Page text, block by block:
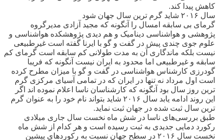
کاهش پيدا كند.
سال ۲۰۱۶ شاید گرم ترین سال جهان شود
گرمای بی سابقه امسال را آنگونه که مجید آزادی مدیرگروه
پژوهشی و هواشناسی دینامیک و هم دیدی پژوهشکده هواشناسی و
علوم جوی چندی پیش در گفت و گو با ایرنا گفته است غیرطبیعی
نیست بلکه ماندگاری آن به مدت طولانی کم سابقه است گرمای کم
سابقه و غیرطبیعی اما محدود به ایران نیست آنگونه که فریبا
گودرزی کارشناس هواشناسی در گفت و گو با میزان مطرح کرده
است اول مرداد نه تنها در ایران که در تمامی آسیای مرکزی گرم
ترین روز سال بود آنگونه که کارشناسان ناسا اعلام نموده اند اگر
این روند ادامه یابد سال ۲۰۱۶ شاید بتواند نام خود را به عنوان گرم
ترین سال ثبت شده در جهان ثبت نمايد.
طبق بررسی‌های ناسا در شش ماه نخست سال جاری میلادی
رکورد دمایی جدیدی به ثبت رسیده‌ است و هر کدام از شش ماه
نخست سال ۲۰۱۶ در سطح جهان نسبت به رکوردهای پیشین